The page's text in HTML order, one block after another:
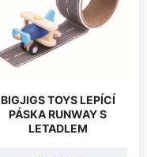
BIGJIGS TOYS LEPÍCÍ
PÁSKA RUNWAY S
LETADLEM